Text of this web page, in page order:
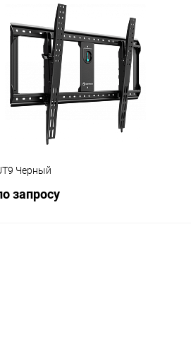
Запросить цену
Сравнение
Под заказ
Черный
запросу